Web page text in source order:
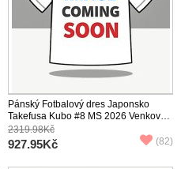
Pánský Fotbalový dres Japonsko
Takefusa Kubo #8 MS 2026 Venkovní
Krátký Rukáv
2319.98Kč
927.95Kč (82)